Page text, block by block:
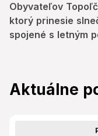
Obyvateľov
ktorý prinesie
spojené s letným
Aktuálne